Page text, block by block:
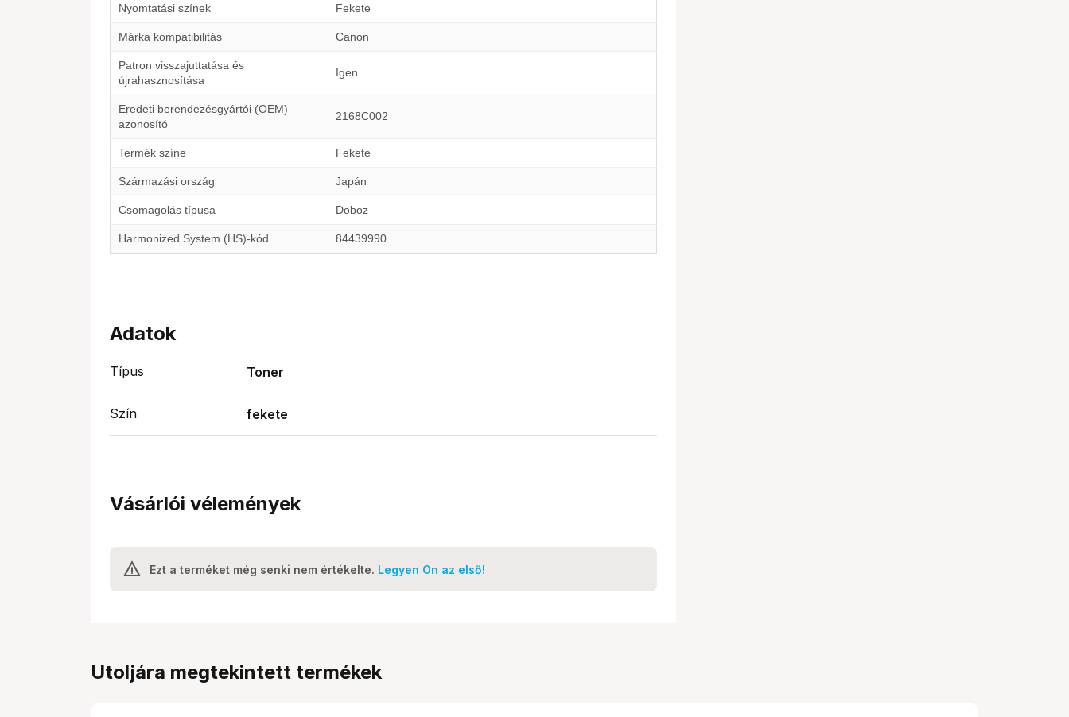
Nyomtatási színek Fekete
Márka kompatibilitás Canon
Patron visszajuttatása és
újrahasznosítása
Igen
Eredeti berendezésgyártói (OEM)
azonosító
2168C002
Termék színe Fekete
Származási ország Japán
Csomagolás típusa Doboz
Harmonized System (HS)-kód 84439990
Adatok
Típus Toner
Szín fekete
Vásárlói vélemények
Ezt a terméket még senki nem értékelte. Legyen Ön az első!
Utoljára megtekintett termékek